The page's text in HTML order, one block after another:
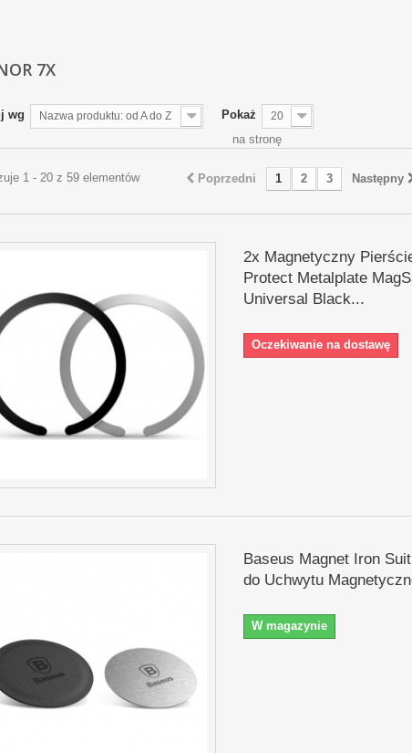
7X
wg Nazwa produktu: od A do Z Pokaż 20
na stronę
Poprzedni 1 2 3 Następny
1 - 20 z 59 elementów
2x Magnetyczny
Protect Metalplate
Universal Black...
Oczekiwanie na dostawę
Baseus Magnet Iron
do Uchwytu
W magazynie